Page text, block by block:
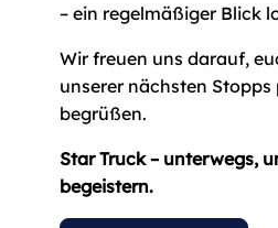
– ein regelmäßiger Blick
Wir freuen uns darauf,
unserer nächsten Stopps
begrüßen.
Star Truck – unterwegs,
begeistern.